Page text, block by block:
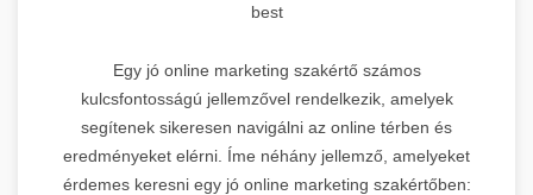
best
Egy jó online marketing szakértő számos
kulcsfontosságú jellemzővel rendelkezik, amelyek
segítenek sikeresen navigálni az online térben és
eredményeket elérni. Íme néhány jellemző, amelyeket
érdemes keresni egy jó online marketing szakértőben: